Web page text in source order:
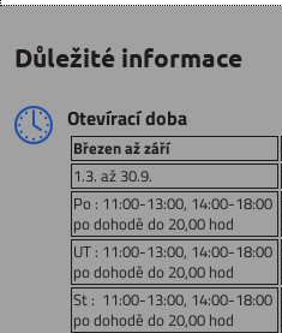
Důležité informace
Otevírací doba
Březen až září
1.3. až 30.9.
Po : 11:00-13:00, 14:00-18:00
po dohodě do 20,00 hod
UT : 11:00-13:00, 14:00-18:00
po dohodě do 20,00 hod
St : 11:00-13:00, 14:00-18:00
po dohodě do 20,00 hod